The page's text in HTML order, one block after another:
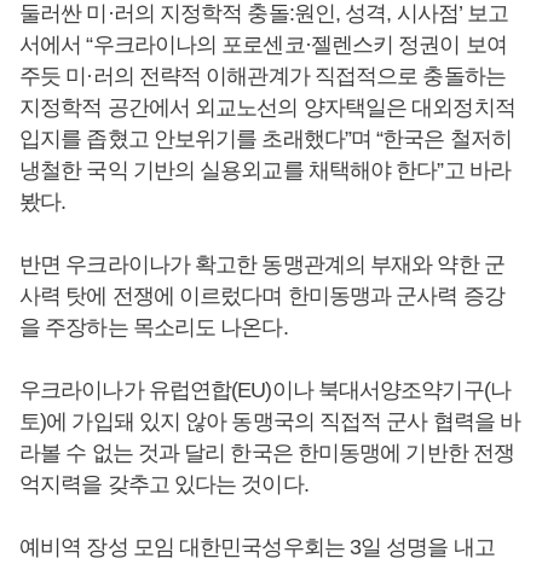
둘러싼 미·러의 지정학적 충돌:원인, 성격, 시사점’ 보고
서에서 “우크라이나의 포로센코·젤렌스키 정권이 보여
주듯 미·러의 전략적 이해관계가 직접적으로 충돌하는
지정학적 공간에서 외교노선의 양자택일은 대외정치적
입지를 좁혔고 안보위기를 초래했다”며 “한국은 철저히
냉철한 국익 기반의 실용외교를 채택해야 한다”고 바라
봤다.
반면 우크라이나가 확고한 동맹관계의 부재와 약한 군
사력 탓에 전쟁에 이르렀다며 한미동맹과 군사력 증강
을 주장하는 목소리도 나온다.
우크라이나가 유럽연합(EU)이나 북대서양조약기구(나
토)에 가입돼 있지 않아 동맹국의 직접적 군사 협력을 바
라볼 수 없는 것과 달리 한국은 한미동맹에 기반한 전쟁
억지력을 갖추고 있다는 것이다.
예비역 장성 모임 대한민국성우회는 3일 성명을 내고